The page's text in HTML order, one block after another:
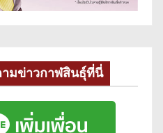
มข่าวกาฬสินธุ์ที่นี่